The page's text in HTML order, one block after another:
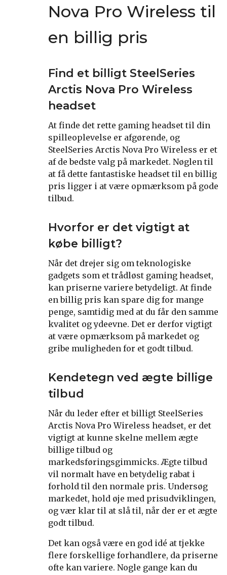
Nova Pro Wireless til
en billig pris
Find et billigt SteelSeries
Arctis Nova Pro Wireless
headset
At finde det rette gaming headset til din
spilleoplevelse er afgørende, og
SteelSeries Arctis Nova Pro Wireless er et
af de bedste valg på markedet. Nøglen til
at få dette fantastiske headset til en billig
pris ligger i at være opmærksom på gode
tilbud.
Hvorfor er det vigtigt at
købe billigt?
Når det drejer sig om teknologiske
gadgets som et trådløst gaming headset,
kan priserne variere betydeligt. At finde
en billig pris kan spare dig for mange
penge, samtidig med at du får den samme
kvalitet og ydeevne. Det er derfor vigtigt
at være opmærksom på markedet og
gribe muligheden for et godt tilbud.
Kendetegn ved ægte billige
tilbud
Når du leder efter et billigt SteelSeries
Arctis Nova Pro Wireless headset, er det
vigtigt at kunne skelne mellem ægte
billige tilbud og
markedsføringsgimmicks. Ægte tilbud
vil normalt have en betydelig rabat i
forhold til den normale pris. Undersøg
markedet, hold øje med prisudviklingen,
og vær klar til at slå til, når der er et ægte
godt tilbud.
Det kan også være en god idé at tjekke
flere forskellige forhandlere, da priserne
ofte kan variere. Nogle gange kan du